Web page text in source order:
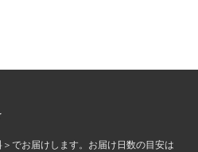
でお届けします。お届け日数の目安は